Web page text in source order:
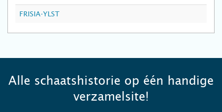
FRISIA-YLST
Alle schaatshistorie op één handige
verzamelsite!